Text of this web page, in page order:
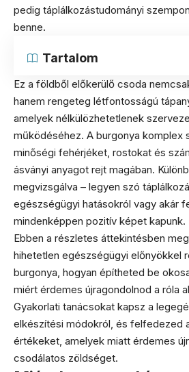
pedig táplálkozástudományi
benne.
Tartalom
Ez a földből előkerülő csoda
hanem rengeteg létfontosságú
amelyek nélkülözhetetlenek
működéséhez. A burgonya komplex
minőségi fehérjéket, rostokat és
ásványi anyagot rejt magában.
megvizsgálva – legyen szó
egészségügyi hatásokról vagy akár
mindenképpen pozitív képet kapunk.
Ebben a részletes áttekintésben
hihetetlen egészségügyi előnyökkel
burgonya, hogyan építheted be
miért érdemes újragondolnod a róla
Gyakorlati tanácsokat kapsz a
elkészítési módokról, és felfedezed
értékeket, amelyek miatt érdemes
csodálatos zöldséget.